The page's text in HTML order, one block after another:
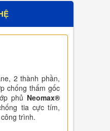
2 thành phần,
chống thấm gốc
phủ Neomax®
tia cực tím,
trình.